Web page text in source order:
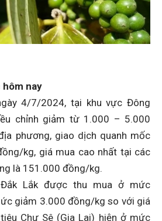
nay
4/7/2024, tại khu vực Đông
chỉnh giảm từ 1.000 – 5.000
phương, giao dịch quanh mốc
kg, giá mua cao nhất tại các
là 151.000 đồng/kg.
Lắk được thu mua ở mức
giảm 3.000 đồng/kg so với giá
Chư Sê (Gia Lai) hiện ở mức